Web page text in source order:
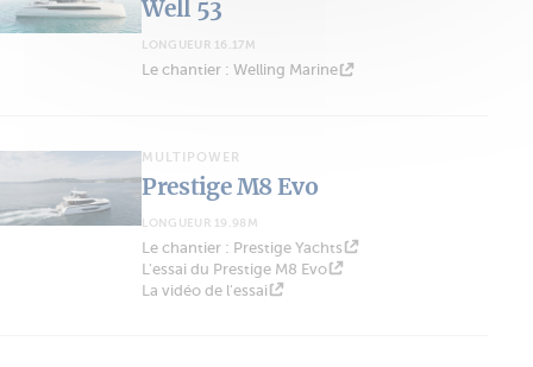
Well 53
LONGUEUR 16.17M
Le chantier : Welling Marine
MULTIPOWER
Prestige M8 Evo
LONGUEUR 19.98M
Le chantier : Prestige Yachts
L'essai du Prestige M8 Evo
La vidéo de l'essai